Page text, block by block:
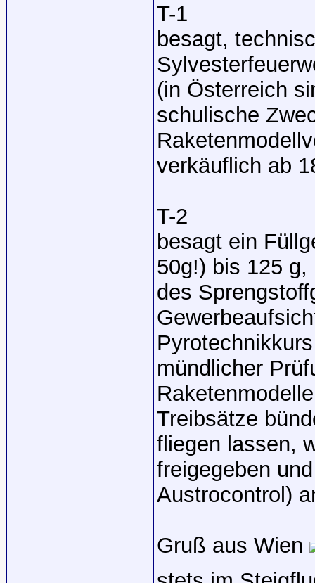
T-1
besagt,
(in Österreich
schulische
verkäuflich ab
T-2
besagt ein
50g!) bis 125
des
mündlicher
Treibsätze
fliegen lassen,
freigegeben
Austrocontrol)
Gruß aus Wien